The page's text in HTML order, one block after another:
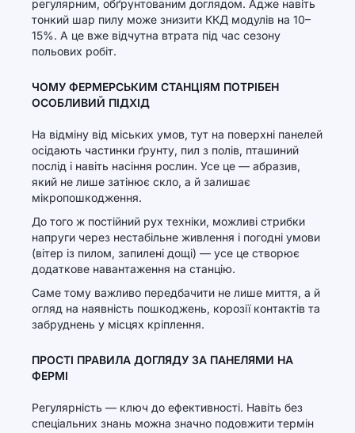
регулярним, обґрунтованим доглядом. Адже навіть
тонкий шар пилу може знизити ККД модулів на 10–
15%. А це вже відчутна втрата під час сезону
польових робіт.
ЧОМУ ФЕРМЕРСЬКИМ СТАНЦІЯМ ПОТРІБЕН
ОСОБЛИВИЙ ПІДХІД
На відміну від міських умов, тут на поверхні панелей
осідають частинки ґрунту, пил з полів, пташиний
послід і навіть насіння рослин. Усе це — абразив,
який не лише затінює скло, а й залишає
мікропошкодження.
До того ж постійний рух техніки, можливі стрибки
напруги через нестабільне живлення і погодні умови
(вітер із пилом, запилені дощі) — усе це створює
додаткове навантаження на станцію.
Саме тому важливо передбачити не лише миття, а й
огляд на наявність пошкоджень, корозії контактів та
забруднень у місцях кріплення.
ПРОСТІ ПРАВИЛА ДОГЛЯДУ ЗА ПАНЕЛЯМИ НА
ФЕРМІ
Регулярність — ключ до ефективності. Навіть без
спеціальних знань можна значно подовжити термін